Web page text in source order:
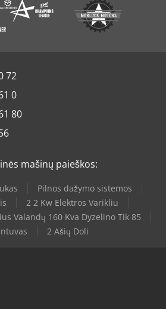
72
0
80
mašinų paieškos:
Pilnos dažymo sistemos
2 2 Kw Elektros Varikliu
Valandų 160 Kva Dyzelino Tik 85
2 Ašių Doli